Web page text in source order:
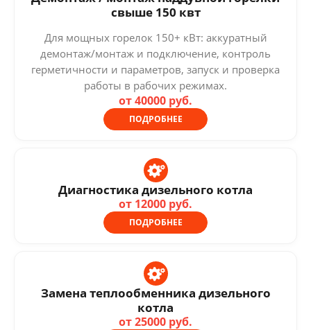
свыше 150 квт
Для мощных горелок 150+ кВт: аккуратный
демонтаж/монтаж и подключение, контроль
герметичности и параметров, запуск и проверка
работы в рабочих режимах.
от 40000 руб.
ПОДРОБНЕЕ
Диагностика дизельного котла
от 12000 руб.
ПОДРОБНЕЕ
Замена теплообменника дизельного
котла
от 25000 руб.